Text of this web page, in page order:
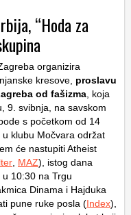
“Hoda za
organizira
kresove, proslavu
od fašizma, koja
9. svibnja, na savskom
s početkom od 14
klubu Močvara održat
će nastupiti Atheist
, MAZ), istog dana
10:30 na Trgu
Dinama i Hajduka
pune ruke posla (Index),